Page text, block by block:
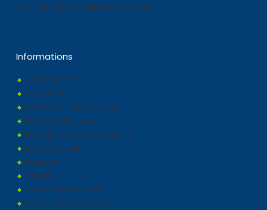
Moulage piece plastique ferroviaire
Informations
Présentation
Historique
De l'idée à la réalisation
Injection plastique
Moulage par compression
Impression 3D
Marchés
Clients
Dernières actualités
Galerie photos & vidéos